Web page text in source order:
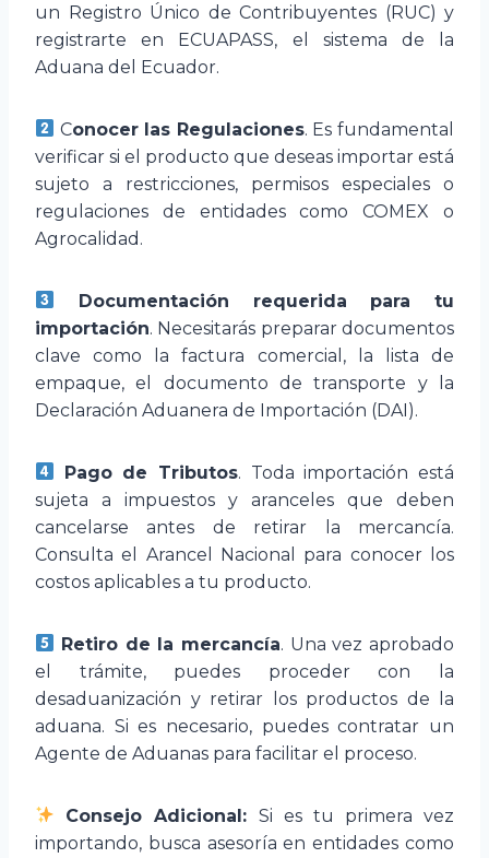
un Registro Único de Contribuyentes (RUC) y
registrarte en ECUAPASS, el sistema de la
Aduana del Ecuador.
Conocer las Regulaciones. Es fundamental
verificar si el producto que deseas importar está
sujeto a restricciones, permisos especiales o
regulaciones de entidades como COMEX o
Agrocalidad.
Documentación requerida para tu
importación. Necesitarás preparar documentos
clave como la factura comercial, la lista de
empaque, el documento de transporte y la
Declaración Aduanera de Importación (DAI).
Pago de Tributos. Toda importación está
sujeta a impuestos y aranceles que deben
cancelarse antes de retirar la mercancía.
Consulta el Arancel Nacional para conocer los
costos aplicables a tu producto.
Retiro de la mercancía. Una vez aprobado
el trámite, puedes proceder con la
desaduanización y retirar los productos de la
aduana. Si es necesario, puedes contratar un
Agente de Aduanas para facilitar el proceso.
Consejo Adicional: Si es tu primera vez
importando, busca asesoría en entidades como